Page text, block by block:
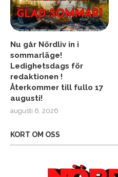
Nu går Nördliv in i
sommarläge!
Ledighetsdags för
redaktionen !
Återkommer till fullo 17
augusti!
augusti 6, 2026
KORT OM OSS